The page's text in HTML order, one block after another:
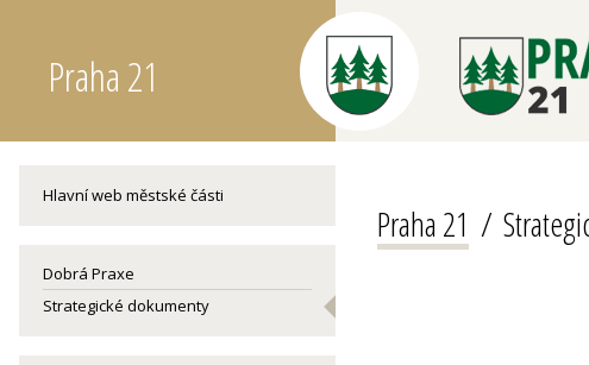
Praha 21
Hlavní web městské části
Dobrá Praxe
Strategické dokumenty
Praha 21